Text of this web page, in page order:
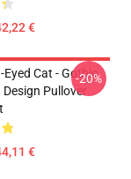
€
Eyed Cat - Gothic
Pullover
€
-20%